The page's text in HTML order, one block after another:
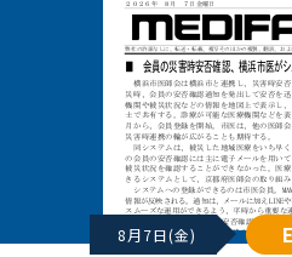
8月7日(金)